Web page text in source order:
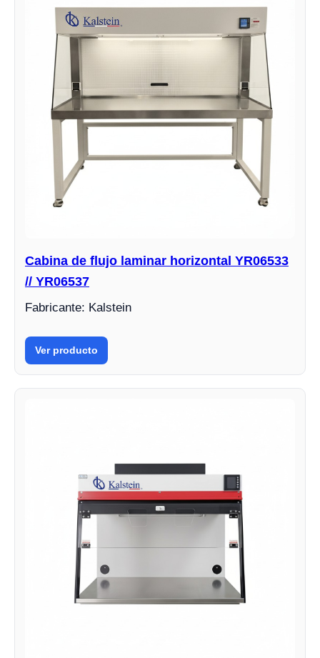
Cabina de flujo laminar horizontal YR06533
// YR06537
Fabricante: Kalstein
Ver producto